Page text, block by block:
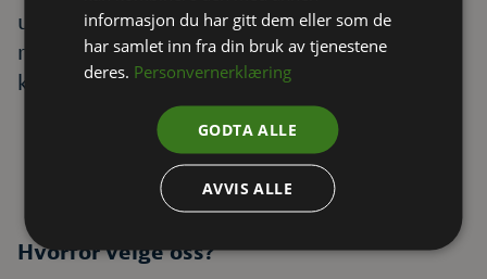
utbedringer av disse. Her kan du også se
rapporter og våre avtaler med deg som
kunde.
Hvorfor velge oss?
informasjon du har gitt dem eller som de
har samlet inn fra din bruk av tjenestene
deres. Personvernerklæring
GODTA ALLE
AVVIS ALLE